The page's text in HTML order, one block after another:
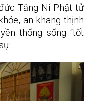
Tăng Ni Phật tử
an khang thịnh
thống sống “tốt